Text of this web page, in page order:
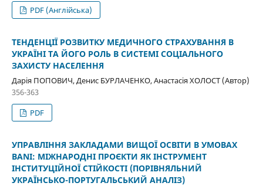
PDF (Англійська)
ТЕНДЕНЦІЇ РОЗВИТКУ МЕДИЧНОГО СТРАХУВАННЯ В
УКРАЇНІ ТА ЙОГО РОЛЬ В СИСТЕМІ СОЦІАЛЬНОГО
ЗАХИСТУ НАСЕЛЕННЯ
Дарія ПОПОВИЧ, Денис БУРЛАЧЕНКО, Анастасія ХОЛОСТ (Автор)
356-363
PDF
УПРАВЛІННЯ ЗАКЛАДАМИ ВИЩОЇ ОСВІТИ В УМОВАХ
BANI: МІЖНАРОДНІ ПРОЄКТИ ЯК ІНСТРУМЕНТ
ІНСТИТУЦІЙНОЇ СТІЙКОСТІ (ПОРІВНЯЛЬНИЙ
УКРАЇНСЬКО-ПОРТУГАЛЬСЬКИЙ АНАЛІЗ)